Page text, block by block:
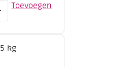
Toevoegen